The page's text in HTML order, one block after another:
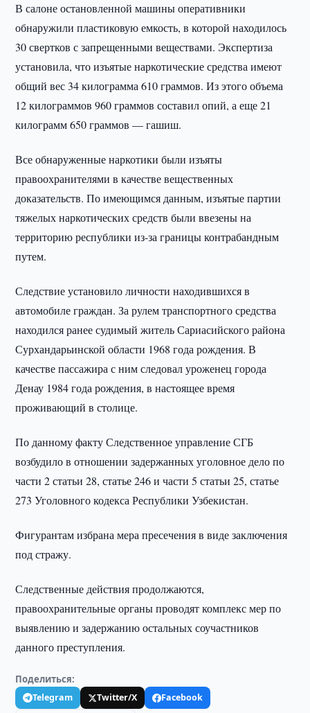
В салоне остановленной машины оперативники
обнаружили пластиковую емкость, в которой находилось
30 свертков с запрещенными веществами. Экспертиза
установила, что изъятые наркотические средства имеют
общий вес 34 килограмма 610 граммов. Из этого объема
12 килограммов 960 граммов составил опий, а еще 21
килограмм 650 граммов — гашиш.
Все обнаруженные наркотики были изъяты
правоохранителями в качестве вещественных
доказательств. По имеющимся данным, изъятые партии
тяжелых наркотических средств были ввезены на
территорию республики из-за границы контрабандным
путем.
Следствие установило личности находившихся в
автомобиле граждан. За рулем транспортного средства
находился ранее судимый житель Сариасийского района
Сурхандарьинской области 1968 года рождения. В
качестве пассажира с ним следовал уроженец города
Денау 1984 года рождения, в настоящее время
проживающий в столице.
По данному факту Следственное управление СГБ
возбудило в отношении задержанных уголовное дело по
части 2 статьи 28, статье 246 и части 5 статьи 25, статье
273 Уголовного кодекса Республики Узбекистан.
Фигурантам избрана мера пресечения в виде заключения
под стражу.
Следственные действия продолжаются,
правоохранительные органы проводят комплекс мер по
выявлению и задержанию остальных соучастников
данного преступления.
Поделиться:
Telegram Twitter/X
Facebook